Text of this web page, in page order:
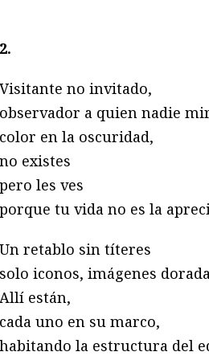
2.
Visitante no invitado,
observador a quien nadie
color en la oscuridad,
no existes
pero les ves
porque tu vida no es la
Un retablo sin títeres
solo iconos, imágenes
Allí están,
cada uno en su marco,
habitando la estructura del